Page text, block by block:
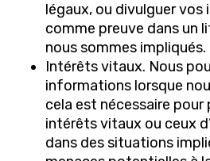
légaux, ou divulguer
comme preuve dans un
nous sommes impliqués.
Intérêts vitaux. Nous
informations lorsque
cela est nécessaire
intérêts vitaux ou ceux
dans des situations